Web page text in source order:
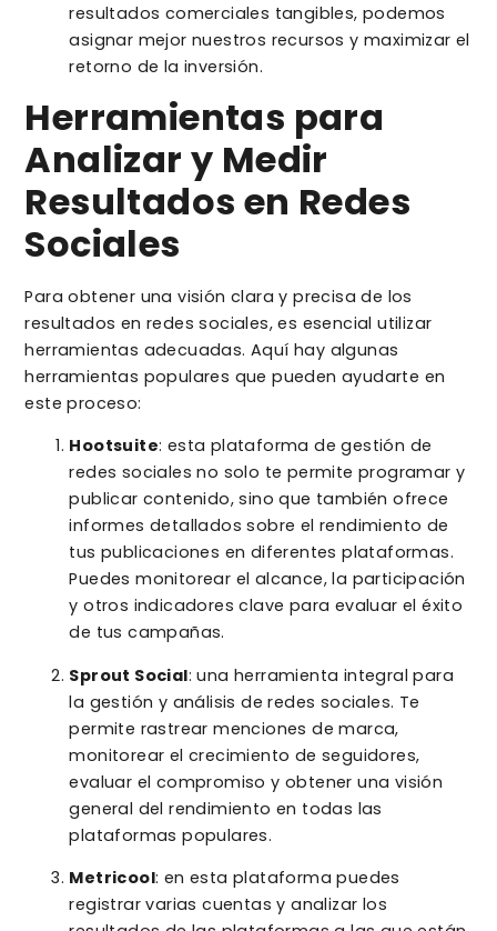
resultados comerciales tangibles, podemos
asignar mejor nuestros recursos y maximizar el
retorno de la inversión.
Herramientas para
Analizar y Medir
Resultados en Redes
Sociales
Para obtener una visión clara y precisa de los
resultados en redes sociales, es esencial utilizar
herramientas adecuadas. Aquí hay algunas
herramientas populares que pueden ayudarte en
este proceso:
Hootsuite: esta plataforma de gestión de
redes sociales no solo te permite programar y
publicar contenido, sino que también ofrece
informes detallados sobre el rendimiento de
tus publicaciones en diferentes plataformas.
Puedes monitorear el alcance, la participación
y otros indicadores clave para evaluar el éxito
de tus campañas.
Sprout Social: una herramienta integral para
la gestión y análisis de redes sociales. Te
permite rastrear menciones de marca,
monitorear el crecimiento de seguidores,
evaluar el compromiso y obtener una visión
general del rendimiento en todas las
plataformas populares.
Metricool: en esta plataforma puedes
registrar varias cuentas y analizar los